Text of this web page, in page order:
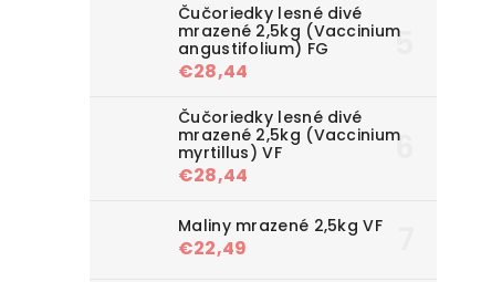
Čučoriedky lesné divé
mrazené 2,5kg (Vaccinium
angustifolium) FG
€28,44
Čučoriedky lesné divé
mrazené 2,5kg (Vaccinium
myrtillus) VF
€28,44
Maliny mrazené 2,5kg VF
€22,49